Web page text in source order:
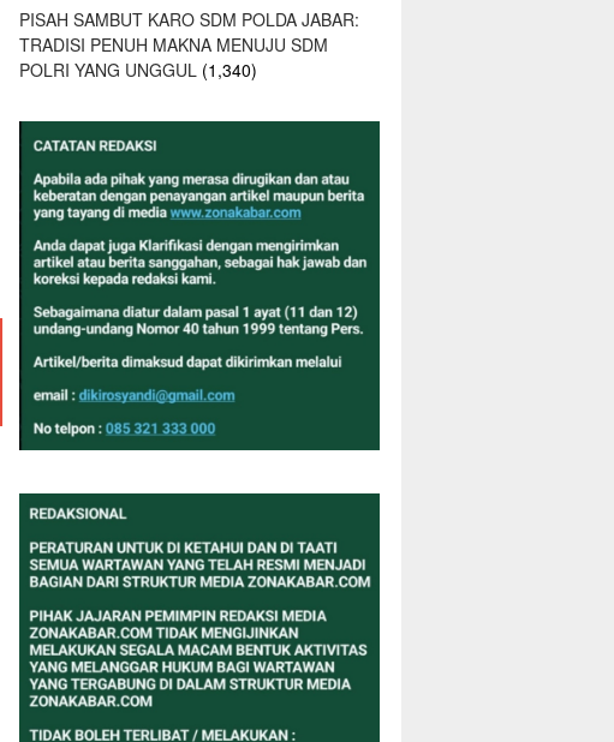
PISAH SAMBUT KARO SDM POLDA JABAR:
TRADISI PENUH MAKNA MENUJU SDM
POLRI YANG UNGGUL (1,340)